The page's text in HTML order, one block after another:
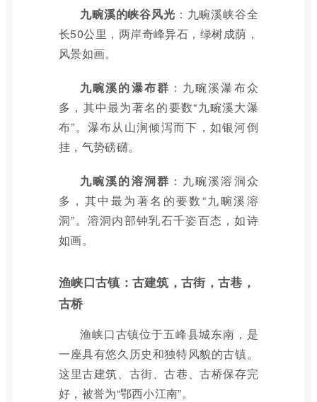
九畹溪的峡谷风光 ：九畹溪峡谷全
长50公里，两岸奇峰异石，绿树成荫，
风景如画。
九畹溪的瀑布群 ：九畹溪瀑布众
多，其中最为著名的要数“九畹溪大瀑
布”。瀑布从山涧倾泻而下，如银河倒
挂，气势磅礴。
九畹溪的溶洞群 ：九畹溪溶洞众
多，其中最为著名的要数“九畹溪溶
洞”。溶洞内部钟乳石千姿百态，如诗
如画。
渔峡口古镇：古建筑，古街，古巷，
古桥
渔峡口古镇位于五峰县城东南，是
一座具有悠久历史和独特风貌的古镇。
这里古建筑、古街、古巷、古桥保存完
好，被誉为“鄂西小江南”。